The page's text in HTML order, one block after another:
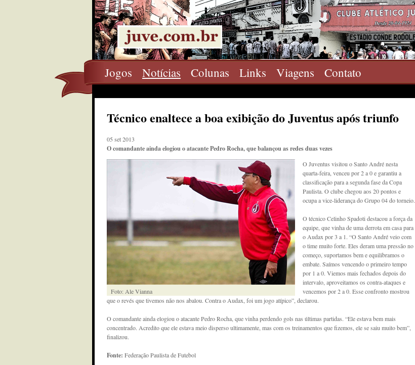
Jogos Notícias Colunas Links Viagens Contato
Técnico enaltece a boa exibição do Juventus após triunfo
05 set 2013
O comandante ainda elogiou o atacante Pedro Rocha, que balançou as redes duas vezes
Foto: Ale Vianna
O Juventus visitou o Santo André nesta
quarta-feira, venceu por 2 a 0 e garantiu a
classificação para a segunda fase da Copa
Paulista. O clube chegou aos 20 pontos e
ocupa a vice-liderança do Grupo 04 do torneio.
O técnico Celinho Spadoti destacou a força da
equipe, que vinha de uma derrota em casa para
o Audax por 3 a 1. “O Santo André veio com
o time muito forte. Eles deram uma pressão no
começo, suportamos bem e equilibramos o
embate. Saímos vencendo o primeiro tempo
por 1 a 0. Viemos mais fechados depois do
intervalo, aproveitamos os contra-ataques e
vencemos por 2 a 0. Esse confronto mostrou
que o revés que tivemos não nos abalou. Contra o Audax, foi um jogo atípico”, declarou.
O comandante ainda elogiou o atacante Pedro Rocha, que vinha perdendo gols nas últimas partidas. “Ele estava bem mais
concentrado. Acredito que ele estava meio disperso ultimamente, mas com os treinamentos que fizemos, ele se saiu muito bem”,
finalizou.
Fonte: Federação Paulista de Futebol